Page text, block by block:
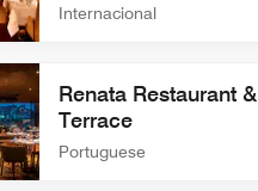
Internacional
Porto Novo Restaurant
Renata Restaurant &
Terrace
Portuguese